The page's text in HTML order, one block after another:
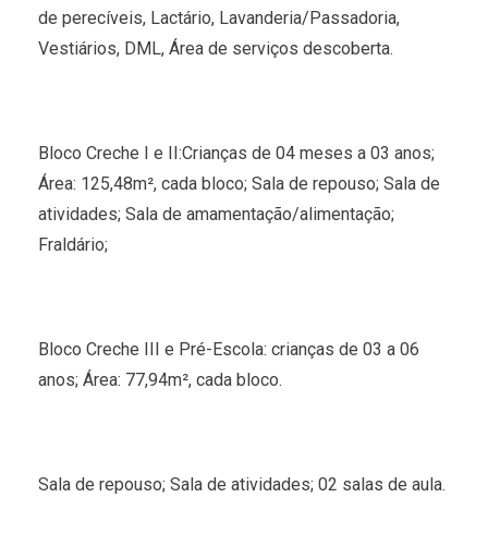
de perecíveis, Lactário, Lavanderia/Passadoria,
Vestiários, DML, Área de serviços descoberta.
Bloco Creche I e II:Crianças de 04 meses a 03 anos;
Área: 125,48m², cada bloco; Sala de repouso; Sala de
atividades; Sala de amamentação/alimentação;
Fraldário;
Bloco Creche III e Pré-Escola: crianças de 03 a 06
anos; Área: 77,94m², cada bloco.
Sala de repouso; Sala de atividades; 02 salas de aula.